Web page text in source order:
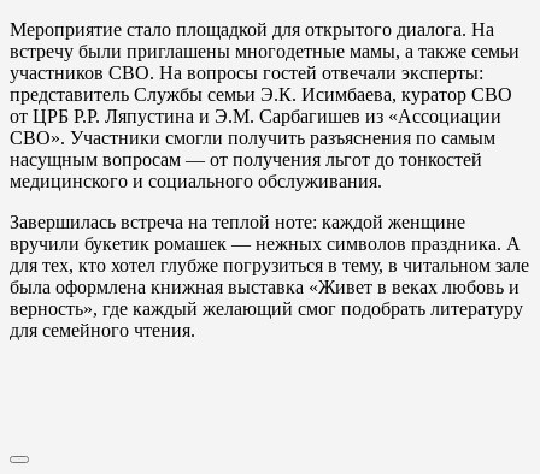
Мероприятие стало площадкой для открытого диалога. На
встречу были приглашены многодетные мамы, а также семьи
участников СВО. На вопросы гостей отвечали эксперты:
представитель Службы семьи Э.К. Исимбаева, куратор СВО
от ЦРБ Р.Р. Ляпустина и Э.М. Сарбагишев из «Ассоциации
СВО». Участники смогли получить разъяснения по самым
насущным вопросам — от получения льгот до тонкостей
медицинского и социального обслуживания.
Завершилась встреча на теплой ноте: каждой женщине
вручили букетик ромашек — нежных символов праздника. А
для тех, кто хотел глубже погрузиться в тему, в читальном зале
была оформлена книжная выставка «Живет в веках любовь и
верность», где каждый желающий смог подобрать литературу
для семейного чтения.